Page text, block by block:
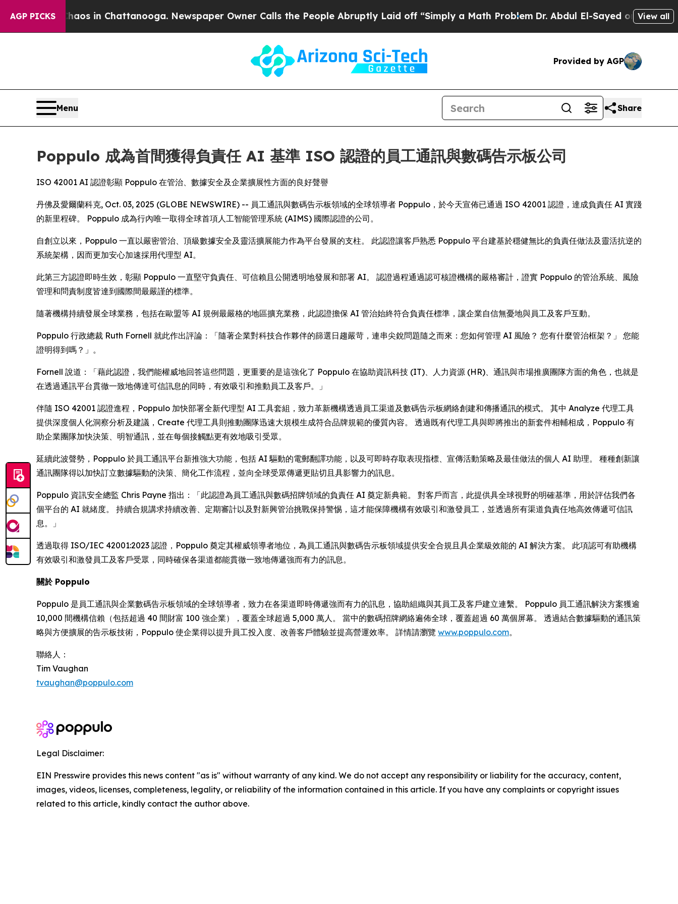
AGP PICKS
Chaos in Chattanooga. Newspaper Owner Calls the People Abruptly Laid off “Simply a Math ProblemDr. Abdul El-Sayed on HistoricView all
Provided by AGP
Menu Share
Poppulo 成為首間獲得負責任 AI 基準 ISO 認證的員工通訊與數碼告示板公司
ISO 42001 AI 認證彰顯 Poppulo 在管治、數據安全及企業擴展性方面的良好聲譽
丹佛及愛爾蘭科克, Oct. 03, 2025 (GLOBE NEWSWIRE) -- 員工通訊與數碼告示板領域的全球領導者 Poppulo，於今天宣佈已通過 ISO 42001 認證，達成負責任 AI 實踐
的新里程碑。 Poppulo 成為行內唯一取得全球首項人工智能管理系統 (AIMS) 國際認證的公司。
自創立以來，Poppulo 一直以嚴密管治、頂級數據安全及靈活擴展能力作為平台發展的支柱。 此認證讓客戶熟悉 Poppulo 平台建基於穩健無比的負責任做法及靈活抗逆的
系統架構，因而更加安心加速採用代理型 AI。
此第三方認證即時生效，彰顯 Poppulo 一直堅守負責任、可信賴且公開透明地發展和部署 AI。 認證過程通過認可核證機構的嚴格審計，證實 Poppulo 的管治系統、風險
管理和問責制度皆達到國際間最嚴謹的標準。
隨著機構持續發展全球業務，包括在歐盟等 AI 規例最嚴格的地區擴充業務，此認證擔保 AI 管治始終符合負責任標準，讓企業自信無憂地與員工及客戶互動。
Poppulo 行政總裁 Ruth Fornell 就此作出評論：「隨著企業對科技合作夥伴的篩選日趨嚴苛，連串尖銳問題隨之而來：您如何管理 AI 風險？ 您有什麼管治框架？」 您能
證明得到嗎？」。
Fornell 說道：「藉此認證，我們能權威地回答這些問題，更重要的是這強化了 Poppulo 在協助資訊科技 (IT)、人力資源 (HR)、通訊與市場推廣團隊方面的角色，也就是
在透過通訊平台貫徹一致地傳達可信訊息的同時，有效吸引和推動員工及客戶。」
伴隨 ISO 42001 認證進程，Poppulo 加快部署全新代理型 AI 工具套組，致力革新機構透過員工渠道及數碼告示板網絡創建和傳播通訊的模式。 其中 Analyze 代理工具
提供深度個人化洞察分析及建議， Create 代理工具則推動團隊迅速大規模生成符合品牌規範的優質內容。 透過既有代理工具與即將推出的新套件相輔相成，Poppulo 有
助企業團隊加快決策、明智通訊，並在每個接觸點更有效地吸引受眾。
延續此波聲勢，Poppulo 於員工通訊平台新推強大功能，包括 AI 驅動的電郵翻譯功能，以及可即時存取表現指標、宣傳活動策略及最佳做法的個人 AI 助理。 種種創新讓
通訊團隊得以加快訂立數據驅動的決策、簡化工作流程，並向全球受眾傳遞更貼切且具影響力的訊息。
Poppulo 資訊安全總監 Chris Payne 指出：「此認證為員工通訊與數碼招牌領域的負責任 AI 奠定新典範。 對客戶而言，此提供具全球視野的明確基準，用於評估我們各
個平台的 AI 就緒度。 持續合規講求持續改善、定期審計以及對新興管治挑戰保持警惕，這才能保障機構有效吸引和激發員工，並透過所有渠道負責任地高效傳遞可信訊
息。」
透過取得 ISO/IEC 42001:2023 認證，Poppulo 奠定其權威領導者地位，為員工通訊與數碼告示板領域提供安全合規且具企業級效能的 AI 解決方案。 此項認可有助機構
有效吸引和激發員工及客戶受眾，同時確保各渠道都能貫徹一致地傳遞強而有力的訊息。
關於 Poppulo
Poppulo 是員工通訊與企業數碼告示板領域的全球領導者，致力在各渠道即時傳遞強而有力的訊息，協助組織與其員工及客戶建立連繫。 Poppulo 員工通訊解決方案獲逾
10,000 間機構信賴（包括超過 40 間財富 100 強企業），覆蓋全球超過 5,000 萬人。 當中的數碼招牌網絡遍佈全球，覆蓋超過 60 萬個屏幕。 透過結合數據驅動的通訊策
略與方便擴展的告示板技術，Poppulo 使企業得以提升員工投入度、改善客戶體驗並提高營運效率。 詳情請瀏覽 www.poppulo.com。
聯絡人：
Tim Vaughan
tvaughan@poppulo.com
Legal Disclaimer:
EIN Presswire provides this news content "as is" without warranty of any kind. We do not accept any responsibility or liability for the accuracy, content,
images, videos, licenses, completeness, legality, or reliability of the information contained in this article. If you have any complaints or copyright issues
related to this article, kindly contact the author above.